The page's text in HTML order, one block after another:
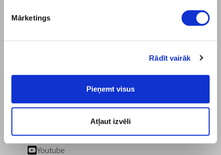
Mārketings
Rādīt vairāk
Pieņemt visus
Atļaut izvēli
NOTEIKUMI
ZepterClub - Noteikumi un nosacījumi
Lietotāja rokasgrāmatas un reklāmas materiāli
Youtube